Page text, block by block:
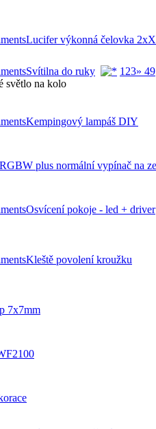
Lucifer výkonná čelovka
Svítilna do ruky 1 23» 49
světlo na kolo
Kempingový lampáš DIY
plus normální vypínač na
Osvícení pokoje - led + driver
Kleště povolení kroužku
7x7mm